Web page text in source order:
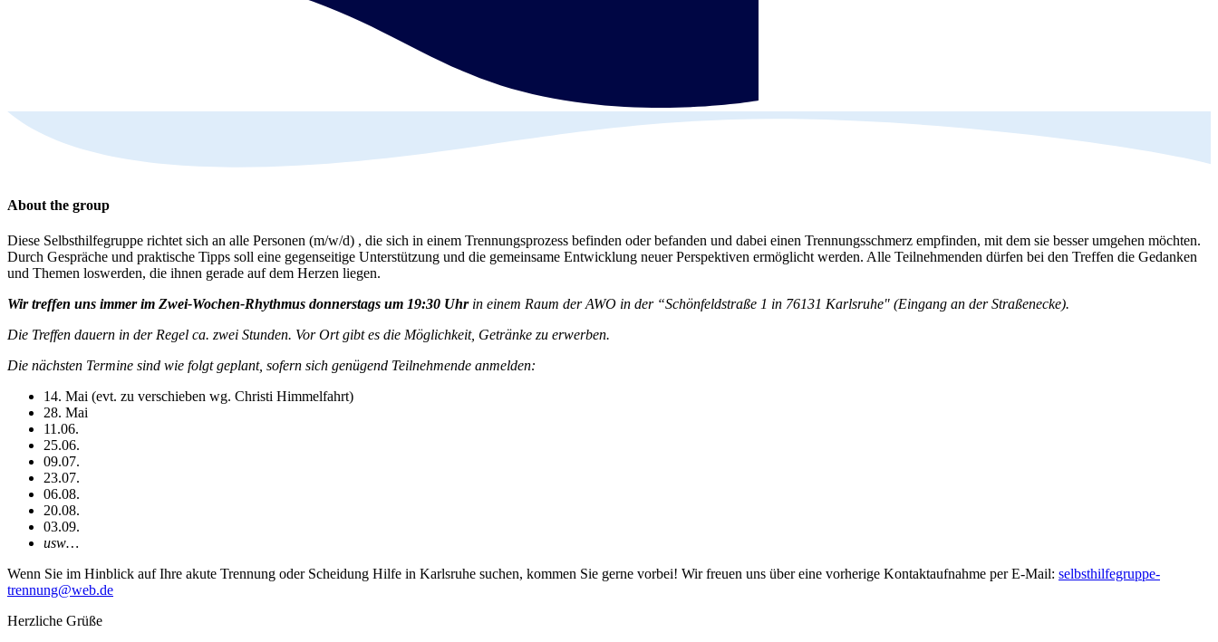
About the group
Diese Selbsthilfegruppe richtet sich an alle Personen (m/w/d) , die sich in einem Trennungsprozess befinden oder befanden und dabei einen Trennungsschmerz empfinden, mit dem sie besser umgehen möchten.
Durch Gespräche und praktische Tipps soll eine gegenseitige Unterstützung und die gemeinsame Entwicklung neuer Perspektiven ermöglicht werden. Alle Teilnehmenden dürfen bei den Treffen die Gedanken
und Themen loswerden, die ihnen gerade auf dem Herzen liegen.
Wir treffen uns immer im Zwei-Wochen-Rhythmus donnerstags um 19:30 Uhrin einem Raum der AWO in der “Schönfeldstraße 1 in 76131 Karlsruhe" (Eingang an der Straßenecke).
Die Treffen dauern in der Regel ca. zwei Stunden. Vor Ort gibt es die Möglichkeit, Getränke zu erwerben.
Die nächsten Termine sind wie folgt geplant, sofern sich genügend Teilnehmende anmelden:
14. Mai (evt. zu verschieben wg. Christi Himmelfahrt)
28. Mai
11.06.
25.06.
09.07.
23.07.
06.08.
20.08.
03.09.
usw…
Wenn Sie im Hinblick auf Ihre akute Trennung oder Scheidung Hilfe in Karlsruhe suchen, kommen Sie gerne vorbei! Wir freuen uns über eine vorherige Kontaktaufnahme per E-Mail: selbsthilfegruppe-
trennung@web.de
Herzliche Grüße